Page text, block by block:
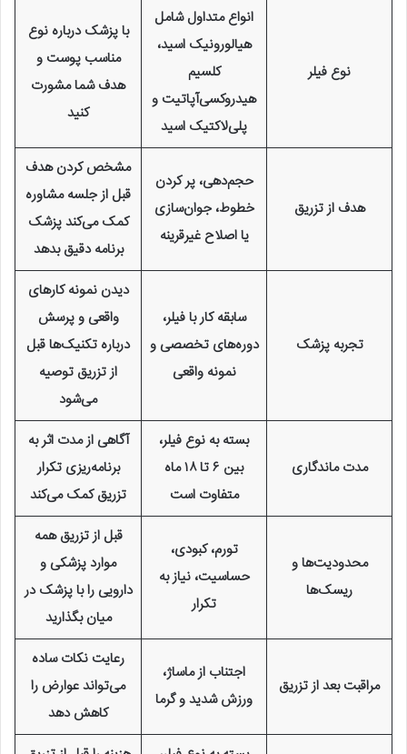
نوع فیلر
انواع متداول شامل
هیالورونیک اسید،
کلسیم
هیدروکسی‌آپاتیت و
پلی‌لاکتیک اسید
با پزشک درباره نوع
مناسب پوست و
هدف شما مشورت
کنید
هدف از تزریق
حجم‌دهی، پر کردن
خطوط، جوان‌سازی
یا اصلاح غیرقرینه
مشخص کردن هدف
قبل از جلسه مشاوره
کمک می‌کند پزشک
برنامه دقیق بدهد
تجربه پزشک
سابقه کار با فیلر،
دوره‌های تخصصی و
نمونه واقعی
دیدن نمونه کارهای
واقعی و پرسش
درباره تکنیک‌ها قبل
از تزریق توصیه
می‌شود
مدت ماندگاری
بسته به نوع فیلر،
بین ۶ تا ۱۸ ماه
متفاوت است
آگاهی از مدت اثر به
برنامه‌ریزی تکرار
تزریق کمک می‌کند
محدودیت‌ها و
ریسک‌ها
تورم، کبودی،
حساسیت، نیاز به
تکرار
قبل از تزریق همه
موارد پزشکی و
دارویی را با پزشک در
میان بگذارید
مراقبت بعد از تزریق
اجتناب از ماساژ،
ورزش شدید و گرما
رعایت نکات ساده
می‌تواند عوارض را
کاهش دهد